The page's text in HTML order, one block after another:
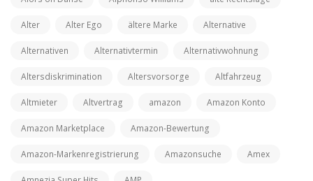
Alter Alter Ego ältere Marke Alternative
Alternativen Alternativtermin Alternativwohnung
Altersdiskrimination Altersvorsorge Altfahrzeug
Altmieter Altvertrag amazon Amazon Konto
Amazon Marketplace Amazon-Bewertung
Amazon-Markenregistrierung Amazonsuche Amex